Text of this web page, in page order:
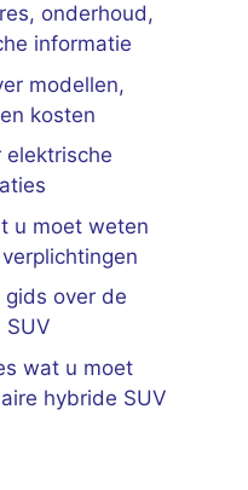
onderhoud,
informatie
modellen,
kosten
elektrische
u moet weten
gids over de
SUV
wat u moet
hybride SUV